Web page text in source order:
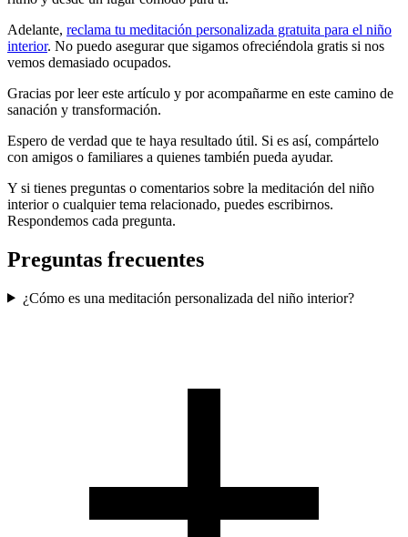
Adelante, reclama tu meditación personalizada gratuita para el niño
interior. No puedo asegurar que sigamos ofreciéndola gratis si nos
vemos demasiado ocupados.
Gracias por leer este artículo y por acompañarme en este camino de
sanación y transformación.
Espero de verdad que te haya resultado útil. Si es así, compártelo
con amigos o familiares a quienes también pueda ayudar.
Y si tienes preguntas o comentarios sobre la meditación del niño
interior o cualquier tema relacionado, puedes escribirnos.
Respondemos cada pregunta.
Preguntas frecuentes
¿Cómo es una meditación personalizada del niño interior?